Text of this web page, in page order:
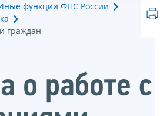
функции ФНС России
граждан
о работе с